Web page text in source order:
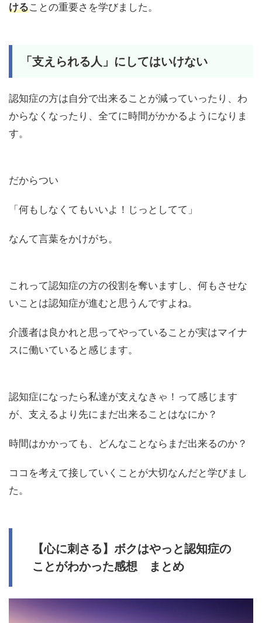
けることの重要さを学びました。
「支えられる人」にしてはいけない
認知症の方は自分で出来ることが減っていったり、わ
からなくなったり、全てに時間がかかるようになりま
す。
だからつい
「何もしなくてもいいよ！じっとしてて」
なんて言葉をかけがち。
これって認知症の方の役割を奪いますし、何もさせな
いことは認知症が進むと思うんですよね。
介護者は良かれと思ってやっていることが実はマイナ
スに働いていると感じます。
認知症になったら私達が支えなきゃ！って感じます
が、支えるより先にまだ出来ることはなにか？
時間はかかっても、どんなことならまだ出来るのか？
ココを考えて接していくことが大切なんだと学びまし
た。
【心に刺さる】ボクはやっと認知症の
ことがわかった感想 まとめ